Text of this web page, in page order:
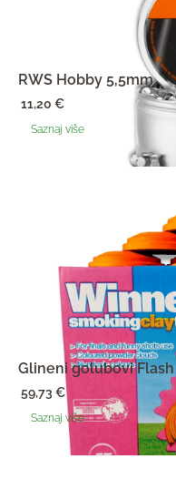
RWS Hobby 5,5mm
11,20€
Saznaj više
Glineni golubovi Flash
59,73€
Saznaj više